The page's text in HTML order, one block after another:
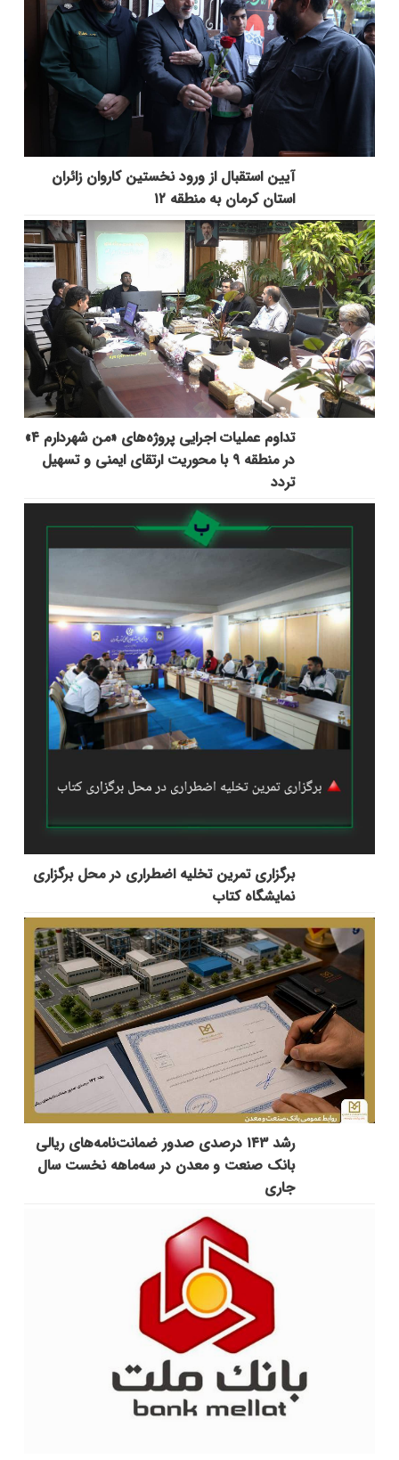
آیین استقبال از ورود نخستین کاروان زائران
استان کرمان به منطقه ۱۲
تداوم عملیات اجرایی پروژه‌های «من شهردارم ۴»
در منطقه ۹ با محوریت ارتقای ایمنی و تسهیل
تردد
برگزاری تمرین تخلیه اضطراری در محل برگزاری
نمایشگاه کتاب
رشد ۱۴۳ درصدی صدور ضمانت‌نامه‌های ریالی
بانک صنعت و معدن در سه‌ماهه نخست سال
جاری